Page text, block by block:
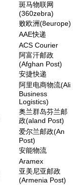
斑马物联网
(360zebra)
败欧洲(8europe)
AAE快递
ACS Courier
阿富汗邮政
(Afghan Post)
安捷快递
阿里电商物流(Ali
Business
Logistics)
奥兰群岛芬兰邮
政(aland Post)
爱尔兰邮政(An
Post)
安能物流
Aramex
亚美尼亚邮政
(Armenia Post)